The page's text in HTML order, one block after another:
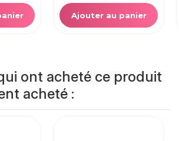
Ajouter au panier
ont acheté ce produit
acheté :